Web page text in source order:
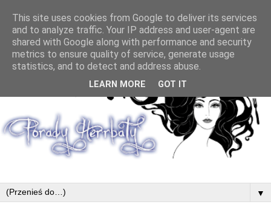
▼
This site uses cookies from Google to deliver its services
and to analyze traffic. Your IP address and user-agent are
shared with Google along with performance and security
metrics to ensure quality of service, generate usage
statistics, and to detect and address abuse.
LEARN MORE GOT IT